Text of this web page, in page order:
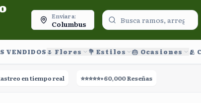
Enviar a:
Columbus
VENDIDOS 🌷 Flores 💐 Estilos 🎂 Ocasiones 🫂
en tiempo real ⭐⭐⭐⭐⭐+60,000 Reseñas 🚀